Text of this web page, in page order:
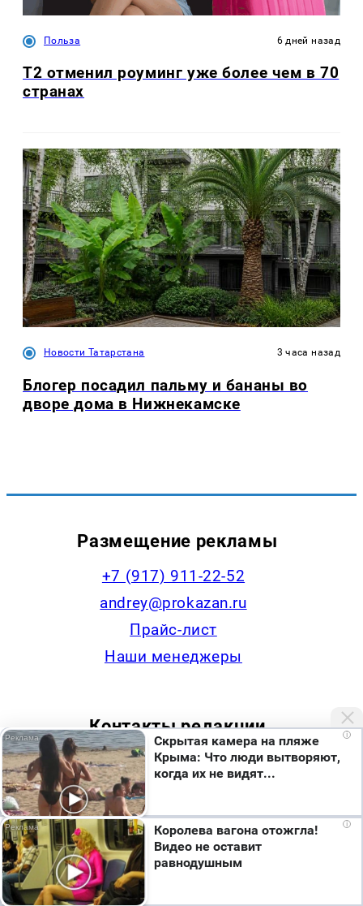
Польза 6 дней назад
Т2 отменил роуминг уже более чем в 70
странах
Новости Татарстана 3 часа назад
Блогер посадил пальму и бананы во
дворе дома в Нижнекамске
Размещение рекламы
+7 (917) 911-22-52
andrey@prokazan.ru
Прайс-лист
Наши менеджеры
Контакты редакции
+7 (922) 335-53-79,
news@progorodchelny.ru
Наша статистика
Мы используем cookie. Во время посещения сайта
вы соглашаетесь с тем, что мы обрабатываем
ваши персональные данные с использованием
метрик Яндекс Метрика, top.mail.ru, LiveInternet.
Я согласен
i
Скрытая камера на пляже
Крыма: Что люди вытворяют,
когда их не видят...
i
Королева вагона отожгла!
Видео не оставит
равнодушным